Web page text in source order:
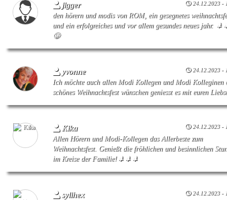
jigger 24.12.2023 -
den hörern und modis von ROM, ein gesegnetes
und ein erfolgreiches und vor allem gesundes neues jahr.
😀
yvonne 24.12.2023 -
Ich möchte auch allen Modi Kollegen und Modi Kolleginen
schönes Weihnachtsfest wünschen geniesst es mit euren
Kika 24.12.2023 -
Allen Hörern und Modi-Kollegen das Allerbeste zum
Weihnachtsfest. Genießt die fröhlichen und besinnlichen
im Kreise der Familie!🌲🌲🌲
sylihex 24.12.2023 -